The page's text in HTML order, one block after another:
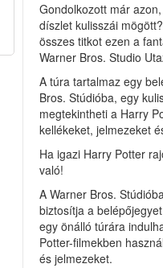
Gondolkozott már
díszlet kulisszái
összes titkot ezen a
Warner Bros. Studio
A túra tartalmaz egy
Bros. Stúdióba, egy
megtekintheti a Harry
kellékeket, jelmezeket
Ha igazi Harry Potter
való!
A Warner Bros.
biztosítja a
egy önálló túrára
Potter-filmekben
és jelmezeket.